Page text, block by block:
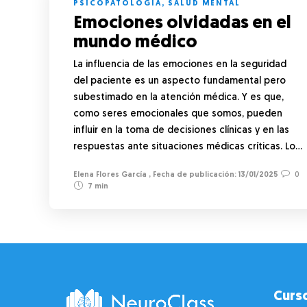
PSICOPATOLOGÍA, SALUD MENTAL
Emociones olvidadas en el
mundo médico
La influencia de las emociones en la seguridad
del paciente es un aspecto fundamental pero
subestimado en la atención médica. Y es que,
como seres emocionales que somos, pueden
influir en la toma de decisiones clínicas y en las
respuestas ante situaciones médicas críticas. Lo…
Elena Flores García , 13/01/2025
0
7 min